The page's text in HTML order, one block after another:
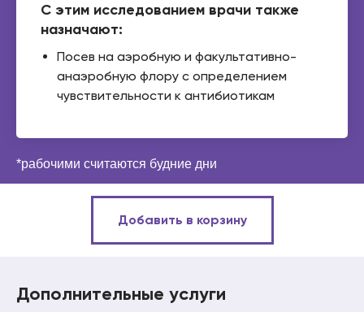
С этим исследованием врачи также
назначают:
Посев на аэробную и факультативно-
анаэробную флору с определением
чувствительности к антибиотикам
*рабочими считаются будние дни
Добавить в корзину
Дополнительные услуги